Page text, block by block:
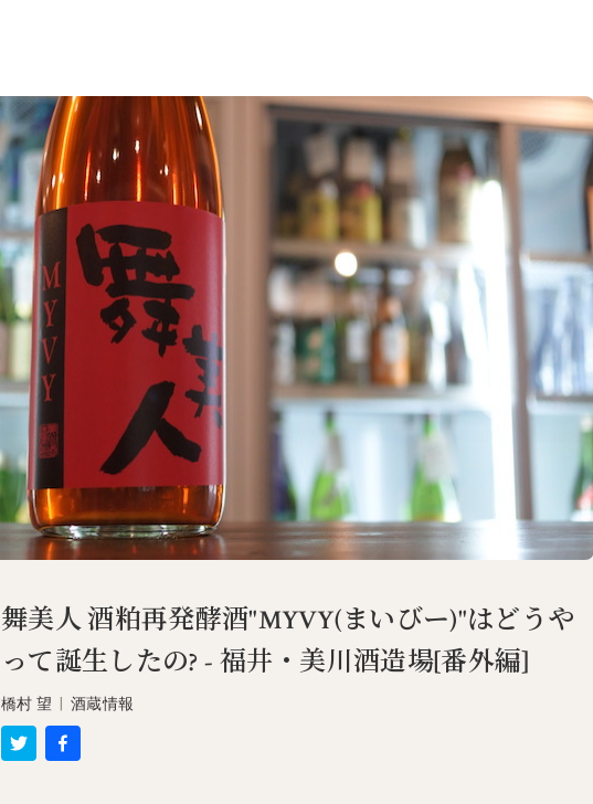
舞美人 酒粕再発酵酒"MYVY(まいびー)"はどうや
って誕生したの? - 福井・美川酒造場[番外編]
橋村 望 酒蔵情報